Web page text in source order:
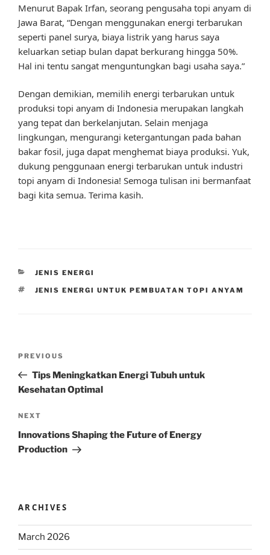
Menurut Bapak Irfan, seorang pengusaha topi anyam di
Jawa Barat, “Dengan menggunakan energi terbarukan
seperti panel surya, biaya listrik yang harus saya
keluarkan setiap bulan dapat berkurang hingga 50%.
Hal ini tentu sangat menguntungkan bagi usaha saya.”
Dengan demikian, memilih energi terbarukan untuk
produksi topi anyam di Indonesia merupakan langkah
yang tepat dan berkelanjutan. Selain menjaga
lingkungan, mengurangi ketergantungan pada bahan
bakar fosil, juga dapat menghemat biaya produksi. Yuk,
dukung penggunaan energi terbarukan untuk industri
topi anyam di Indonesia! Semoga tulisan ini bermanfaat
bagi kita semua. Terima kasih.
CATEGORIES
JENIS ENERGI
TAGS
JENIS ENERGI UNTUK PEMBUATAN TOPI ANYAM
Previous
Post
PREVIOUS
Tips Meningkatkan Energi Tubuh untuk
Kesehatan Optimal
Next
Post
NEXT
Innovations Shaping the Future of Energy
Production
ARCHIVES
March 2026